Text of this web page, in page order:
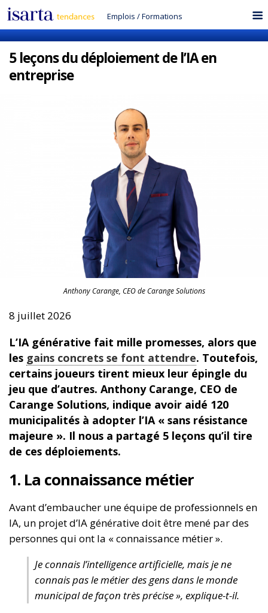
Emplois /Formations
5 leçons du déploiement de l’IA en
entreprise
Anthony Carange, CEO de Carange Solutions
8 juillet 2026
L’IA générative fait mille promesses, alors que
les gains concrets se font attendre. Toutefois,
certains joueurs tirent mieux leur épingle du
jeu que d’autres. Anthony Carange, CEO de
Carange Solutions, indique avoir aidé 120
municipalités à adopter l’IA « sans résistance
majeure ». Il nous a partagé 5 leçons qu’il tire
de ces déploiements.
1. La connaissance métier
Avant d’embaucher une équipe de professionnels en
IA, un projet d’IA générative doit être mené par des
personnes qui ont la « connaissance métier ».
Je connais l’intelligence artificielle, mais je ne
connais pas le métier des gens dans le monde
municipal de façon très précise », explique-t-il.